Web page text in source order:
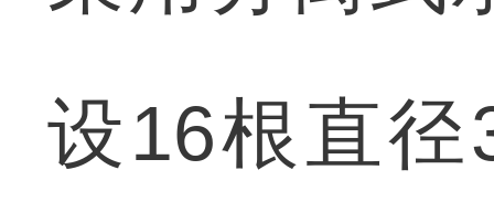
设16根直